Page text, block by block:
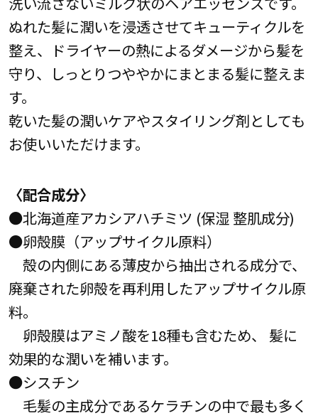
ぬれた髪に潤いを浸透させてキューティクルを
整え、ドライヤーの熱によるダメージから髪を
守り、しっとりつややかにまとまる髪に整えま
す。
乾いた髪の潤いケアやスタイリング剤としても
お使いいただけます。
〈配合成分〉
●北海道産アカシアハチミツ (保湿 整肌成分)
●卵殻膜（アップサイクル原料）
殻の内側にある薄皮から抽出される成分で、
廃棄された卵殻を再利用したアップサイクル原
料。
卵殻膜はアミノ酸を18種も含むため、 髪に
効果的な潤いを補います。
●シスチン
毛髪の主成分であるケラチンの中で最も多く